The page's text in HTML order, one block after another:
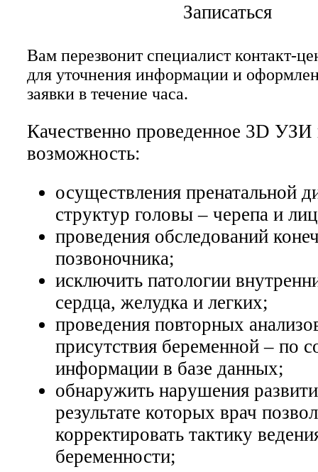
Записаться
Вам перезвонит специалист контакт-
для уточнения информации и
заявки в течение часа.
Качественно проведенное 3D УЗИ
возможность:
осуществления пренатальной
структур головы – черепа и
проведения обследований
позвоночника;
исключить патологии
сердца, желудка и легких;
проведения повторных
присутствия беременной – по
информации в базе данных;
обнаружить нарушения
результате которых врач
корректировать тактику
беременности;